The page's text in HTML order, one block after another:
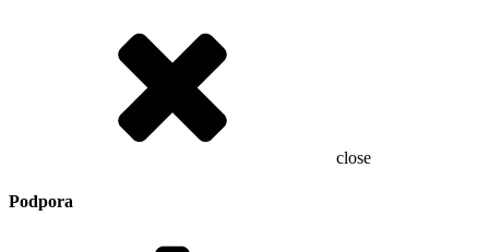
close
Podpora